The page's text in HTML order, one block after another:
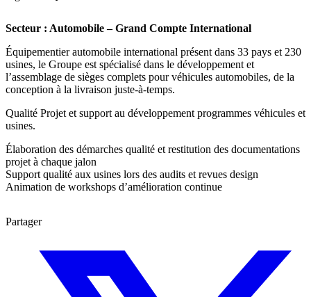
Secteur : Automobile – Grand Compte International
Équipementier automobile international présent dans 33 pays et 230
usines, le Groupe est spécialisé dans le développement et
l’assemblage de sièges complets pour véhicules automobiles, de la
conception à la livraison juste-à-temps.
Qualité Projet et support au développement programmes véhicules et
usines.
Élaboration des démarches qualité et restitution des documentations
projet à chaque jalon
Support qualité aux usines lors des audits et revues design
Animation de workshops d’amélioration continue
Partager